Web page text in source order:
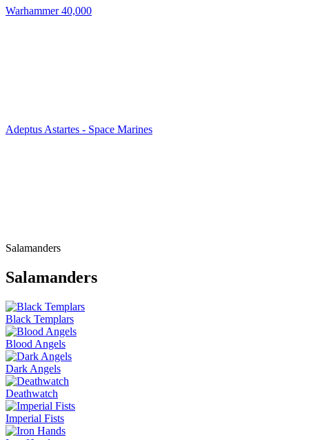
Warhammer 40,000
Adeptus Astartes - Space Marines
Salamanders
Salamanders
Black Templars
Blood Angels
Dark Angels
Deathwatch
Imperial Fists